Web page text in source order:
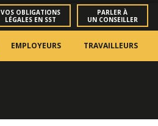
VOS OBLIGATIONS
LÉGALES EN SST
PARLER À
UN CONSEILLER
EMPLOYEURS TRAVAILLEURS